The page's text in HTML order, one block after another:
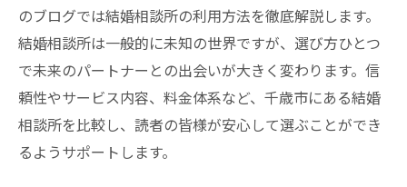
のブログでは結婚相談所の利用方法を徹底解説します。
結婚相談所は一般的に未知の世界ですが、選び方ひとつ
で未来のパートナーとの出会いが大きく変わります。信
頼性やサービス内容、料金体系など、千歳市にある結婚
相談所を比較し、読者の皆様が安心して選ぶことができ
るようサポートします。